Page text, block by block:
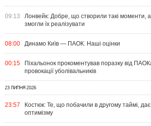
09:13
Лонвейк: Добре, що створили такі моменти,
змогли їх реалізувати
08:00 Динамо Київ — ПАОК. Наші оцінки
00:15
Піхальонок прокоментував поразку від
провокації уболівальників
23 ЛИПНЯ 2026
23:57
Костюк: Те, що побачили в другому таймі,
оптимізму